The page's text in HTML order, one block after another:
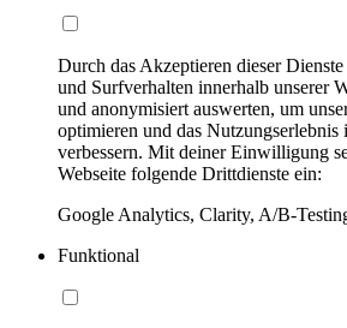
Durch das Akzeptieren dieser
und Surfverhalten innerhalb unserer
und anonymisiert auswerten, um
optimieren und das Nutzungserlebnis
verbessern. Mit deiner Einwilligung
Webseite folgende Drittdienste ein:
Google Analytics, Clarity, A/B-
Funktional